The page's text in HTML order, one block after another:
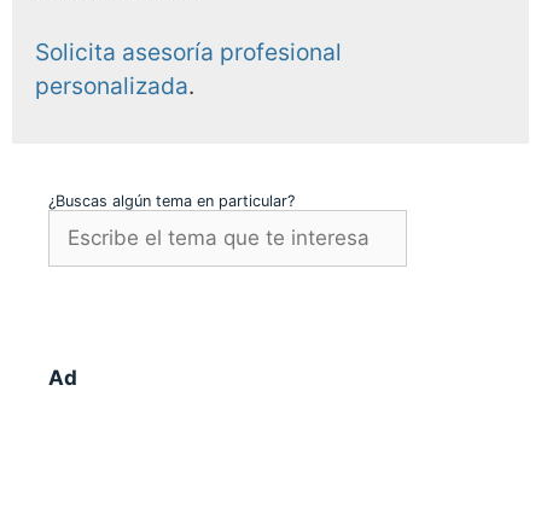
Solicita asesoría profesional
personalizada.
¿Buscas algún tema en particular?
Ad